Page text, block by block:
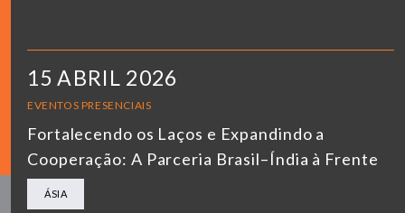
15 ABRIL 2026
EVENTOS PRESENCIAIS
Fortalecendo os Laços e Expandindo a
Cooperação: A Parceria Brasil–Índia à Frente
ÁSIA